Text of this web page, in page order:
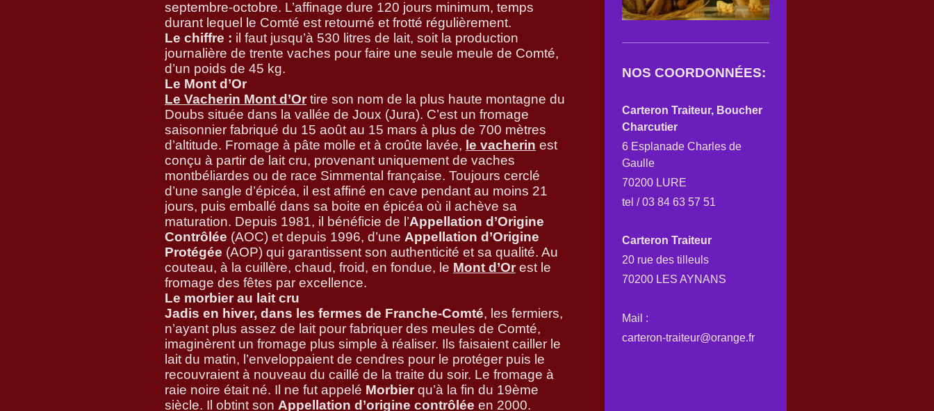
septembre-octobre. L’affinage dure 120 jours minimum, temps
durant lequel le Comté est retourné et frotté régulièrement.
Le chiffre : il faut jusqu’à 530 litres de lait, soit la production
journalière de trente vaches pour faire une seule meule de Comté,
d’un poids de 45 kg.
Le Mont d’Or
Le Vacherin Mont d’Ortire son nom de la plus haute montagne du
Doubs située dans la vallée de Joux (Jura). C’est un fromage
saisonnier fabriqué du 15 août au 15 mars à plus de 700 mètres
d’altitude. Fromage à pâte molle et à croûte lavée, le vacherin est
conçu à partir de lait cru, provenant uniquement de vaches
montbéliardes ou de race Simmental française. Toujours cerclé
d’une sangle d’épicéa, il est affiné en cave pendant au moins 21
jours, puis emballé dans sa boite en épicéa où il achève sa
maturation. Depuis 1981, il bénéficie de l’Appellation d’Origine
Contrôlée (AOC) et depuis 1996, d’une Appellation d’Origine
Protégée (AOP) qui garantissent son authenticité et sa qualité. Au
couteau, à la cuillère, chaud, froid, en fondue, le Mont d’Orest le
fromage des fêtes par excellence.
Le morbier au lait cru
Jadis en hiver, dans les fermes de Franche-Comté, les fermiers,
n’ayant plus assez de lait pour fabriquer des meules de Comté,
imaginèrent un fromage plus simple à réaliser. Ils faisaient cailler le
lait du matin, l’enveloppaient de cendres pour le protéger puis le
recouvraient à nouveau du caillé de la traite du soir. Le fromage à
raie noire était né. Il ne fut appelé Morbierqu’à la fin du 19ème
siècle. Il obtint son Appellation d’origine contrôlée en 2000.
NOS COORDONNÉES:
Carteron Traiteur, Boucher
Charcutier
6 Esplanade Charles de
Gaulle
70200 LURE
tel / 03 84 63 57 51
Carteron Traiteur
20 rue des tilleuls
70200 LES AYNANS
Mail :
carteron-traiteur@orange.fr